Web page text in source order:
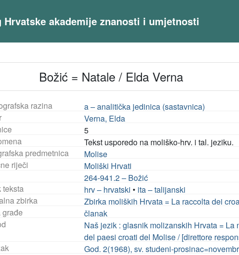
akademije znanosti i umjetnosti
Božić = Natale / Elda Verna
razina
a – analitička jedinica (sastavnica)
Verna, Elda
5
Tekst usporedo na moliško-hrv. i tal. jeziku.
predmetnica
Molise
riječi
Moliški Hrvati
264-941.2 – Božić
teksta
hrv – hrvatski • ita – talijanski
zbirka
Zbirka moliških Hrvata = La raccolta dei
građe
članak
Naš jezik : glasnik molizanskih Hrvata =
del paesi croati del Molise / [direttore
God. 2(1968), sv. studeni-